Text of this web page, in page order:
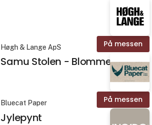
På messen
Høgh & Lange ApS
Samu Stolen - Blomme
På messen
Bluecat Paper
Jylepynt